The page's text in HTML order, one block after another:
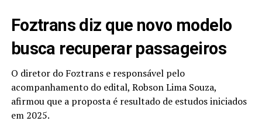
Foztrans diz que novo modelo
busca recuperar passageiros
O diretor do Foztrans e responsável pelo
acompanhamento do edital, Robson Lima Souza,
afirmou que a proposta é resultado de estudos iniciados
em 2025.